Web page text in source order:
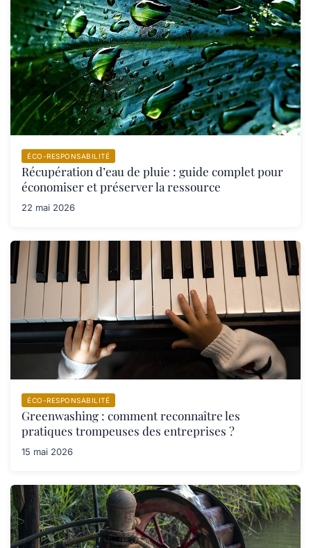
ÉCO-RESPONSABILITÉ
Récupération d’eau de pluie : guide complet pour
économiser et préserver la ressource
22 mai 2026
ÉCO-RESPONSABILITÉ
Greenwashing : comment reconnaître les
pratiques trompeuses des entreprises ?
15 mai 2026